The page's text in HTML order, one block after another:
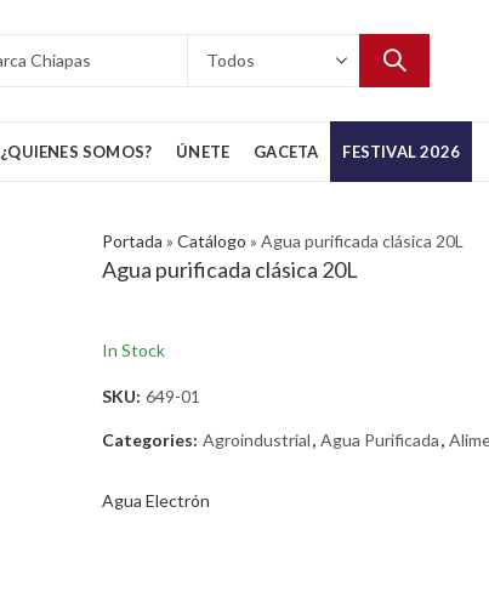
¿QUIENES SOMOS? ÚNETE GACETA FESTIVAL 2026
Portada » Catálogo » Agua purificada clásica 20L
Agua purificada clásica 20L
In Stock
SKU: 649-01
Categories: Agroindustrial, Agua Purificada,
Agua Electrón